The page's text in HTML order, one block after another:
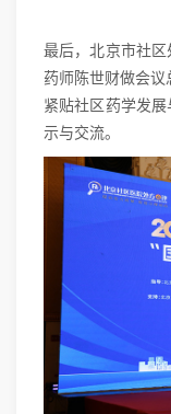
最后，北京市社
药师陈世财做会议
紧贴社区药学发
示与交流。